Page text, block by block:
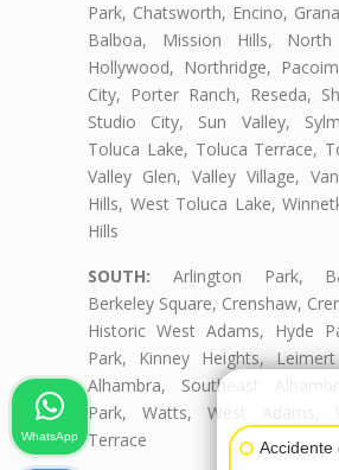
Park, Chatsworth, Encino,
Balboa, Mission Hills,
Hollywood, Northridge,
City, Porter Ranch, Reseda,
Studio City, Sun Valley,
Toluca Lake, Toluca Terrace,
Valley Glen, Valley Village,
Hills, West Toluca Lake,
Hills
SOUTH: Arlington Park,
Berkeley Square, Crenshaw,
Historic West Adams, Hyde
Park, Kinney Heights,
Alhambra, Southeast
Park, Watts, West Adams,
Terrace
Accidente
WhatsApp